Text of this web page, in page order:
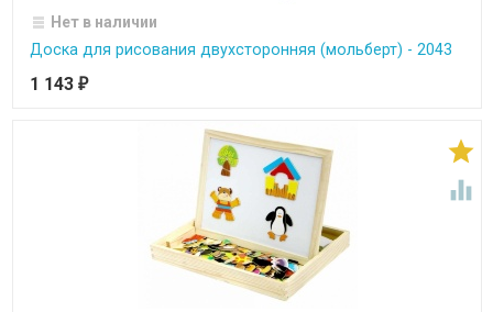
Нет в наличии
Доска для рисования двухсторонняя (мольберт) - 2043
1 143 ₽

